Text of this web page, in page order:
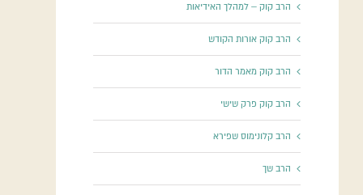
הרב קוק – למהלך האידיאות
הרב קוק אורות הקודש
הרב קוק מאמר הדור
הרב קוק פרק שישי
הרב קלונימוס שפירא
הרב שך